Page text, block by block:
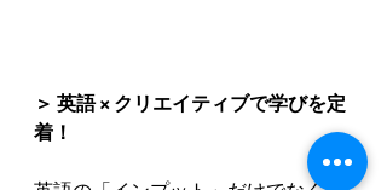
＞ 英語 × クリエイティブで学びを定
着！